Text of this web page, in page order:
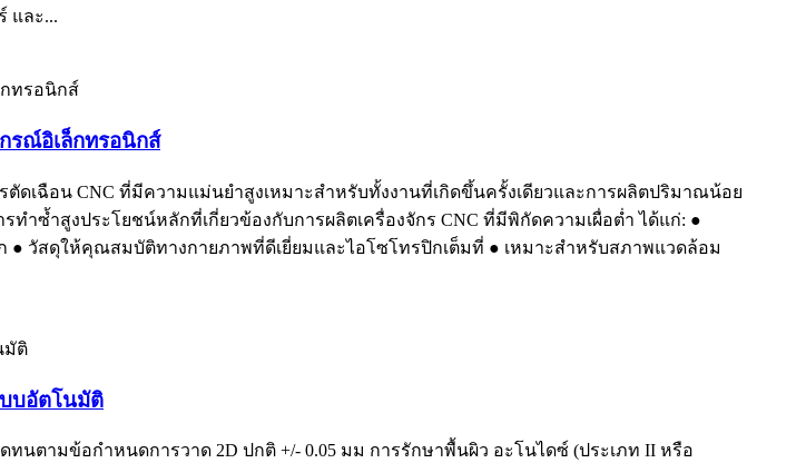
และ...
รณ์อิเล็กทรอนิกส์
ดเฉือน CNC ที่มีความแม่นยำสูงเหมาะสำหรับทั้งงานที่เกิดขึ้นครั้งเดียวและการผลิตปริมาณน้อย
ทำซ้ำสูงประโยชน์หลักที่เกี่ยวข้องกับการผลิตเครื่องจักร CNC ที่มีพิกัดความเผื่อต่ำ ได้แก่: ●
วัสดุให้คุณสมบัติทางกายภาพที่ดีเยี่ยมและไอโซโทรปิกเต็มที่ ● เหมาะสำหรับสภาพแวดล้อม
บอัตโนมัติ
ทนตามข้อกำหนดการวาด 2D ปกติ +/- 0.05 มม การรักษาพื้นผิว อะโนไดซ์ (ประเภท II หรือ